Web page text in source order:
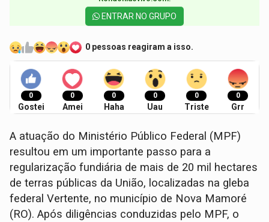
ENTRAR NO GRUPO
0 pessoas reagiram a isso.
0
Gostei
0
Amei
0
Haha
0
Uau
0
Triste
0
Grr
A atuação do Ministério Público Federal (MPF)
resultou em um importante passo para a
regularização fundiária de mais de 20 mil hectares
de terras públicas da União, localizadas na gleba
federal Vertente, no município de Nova Mamoré
(RO). Após diligências conduzidas pelo MPF, o